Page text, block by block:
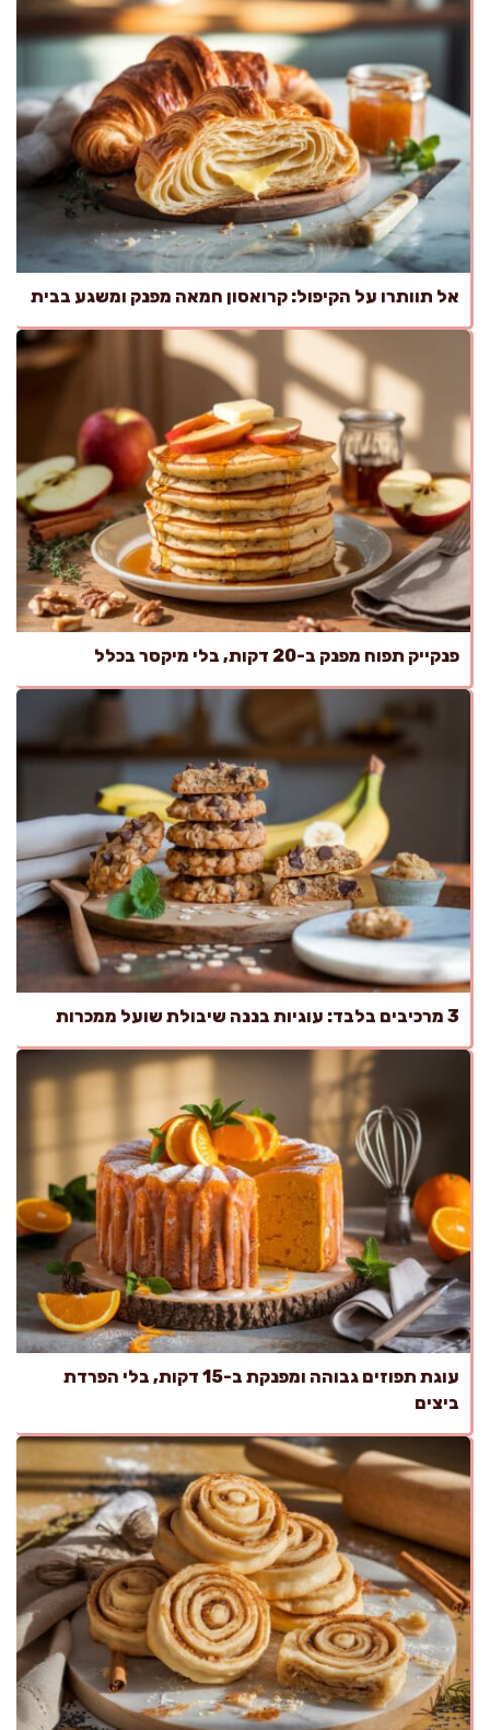
אל תוותרו על הקיפול: קרואסון חמאה מפנק ומשגע בבית
פנקייק תפוח מפנק ב-20 דקות, בלי מיקסר בכלל
3 מרכיבים בלבד: עוגיות בננה שיבולת שועל ממכרות
עוגת תפוזים גבוהה ומפנקת ב-15 דקות, בלי הפרדת
ביצים